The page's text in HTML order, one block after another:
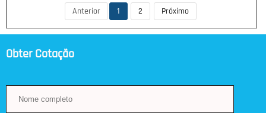
Anterior 1 2 Próximo
Obter Cotação